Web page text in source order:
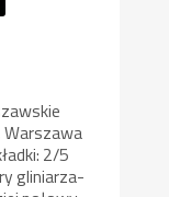
2/5
gliniarza-